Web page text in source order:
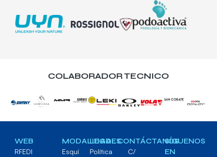
COLABORADOR TECNICO
WEB
RFEDI
MODALIDADES
Esquí
LEGAL
Política
CONTÁCTANOS
C/
SÍGUENOS
EN